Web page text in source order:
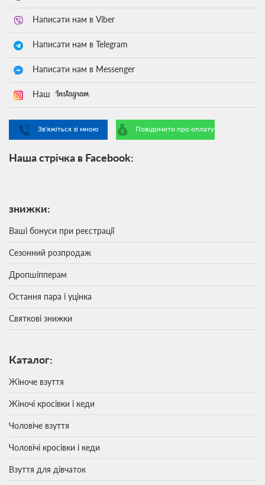
Написати нам в Viber
Написати нам в Telegram
Написати нам в Messenger
Наш
Зв'яжіться зі мною Повідомити про оплату
Наша стрічка в Facebook:
знижки:
Ваші бонуси при реєстрації
Сезонний розпродаж
Дропшіпперам
Остання пара і уцінка
Святкові знижки
Каталог:
Жіноче взуття
Жіночі кросівки і кеди
Чоловіче взуття
Чоловічі кросівки і кеди
Взуття для дівчаток